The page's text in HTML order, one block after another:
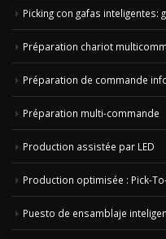
Picking con gafas inteligentes:
Préparation chariot
Préparation de commande
Préparation multi-commande
Production assistée par LED
Production optimisée : Pick-
Puesto de ensamblaje